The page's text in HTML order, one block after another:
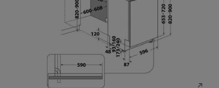
mikrowelle
toplader
kühl-gefrierkombination freistehend